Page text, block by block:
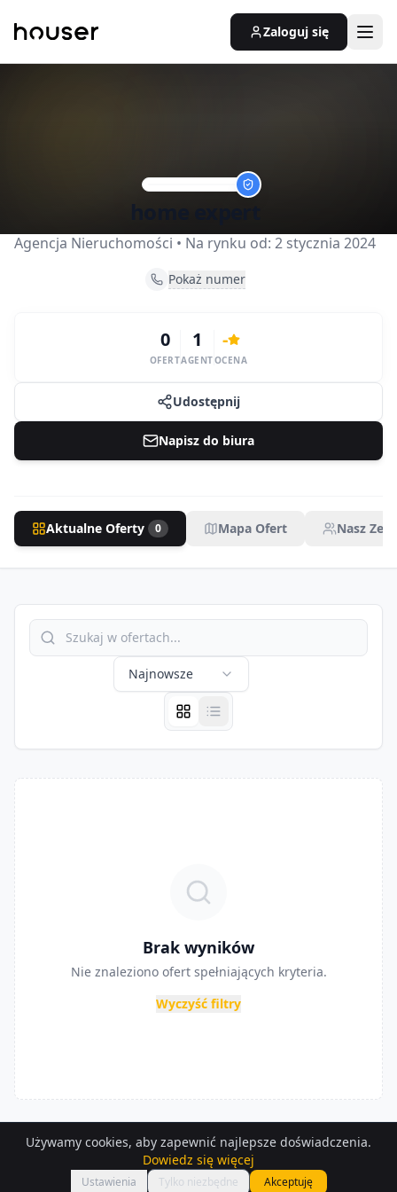
Zaloguj się
home expert
Agencja Nieruchomości • Na rynku od: 2 stycznia 2024
Pokaż numer
0
OFERT
1
AGENT
-
OCENA
Udostępnij
Napisz do biura
Aktualne Oferty 0 Mapa Ofert Nasz
Najnowsze
Brak wyników
Nie znaleziono ofert spełniających kryteria.
Wyczyść filtry
Używamy cookies, aby zapewnić najlepsze doświadczenia.
Dowiedz się więcej
Ustawienia Tylko niezbędne Akceptuję